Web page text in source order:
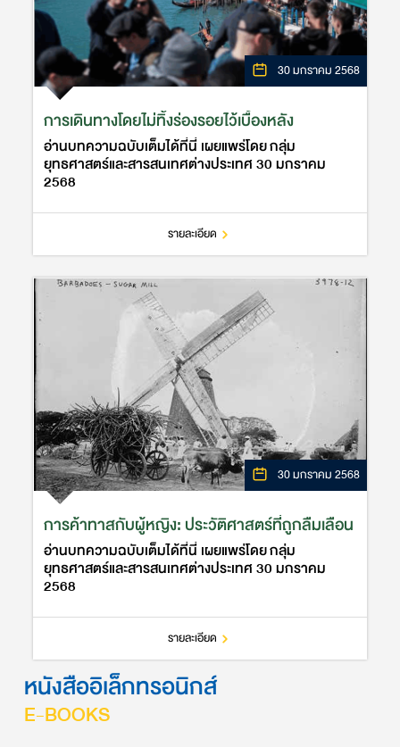
30 มกราคม 2568
การเดินทางโดยไม่ทิ้งร่องรอยไว้เบื้องหลัง
อ่านบทความฉบับเต็มได้ที่นี่ เผยแพร่โดย กลุ่ม
ยุทธศาสตร์และสารสนเทศต่างประเทศ 30 มกราคม
2568
รายละเอียด
30 มกราคม 2568
การค้าทาสกับผู้หญิง: ประวัติศาสตร์ที่ถูกลืมเลือน
อ่านบทความฉบับเต็มได้ที่นี่ เผยแพร่โดย กลุ่ม
ยุทธศาสตร์และสารสนเทศต่างประเทศ 30 มกราคม
2568
รายละเอียด
หนังสืออิเล็กทรอนิกส์